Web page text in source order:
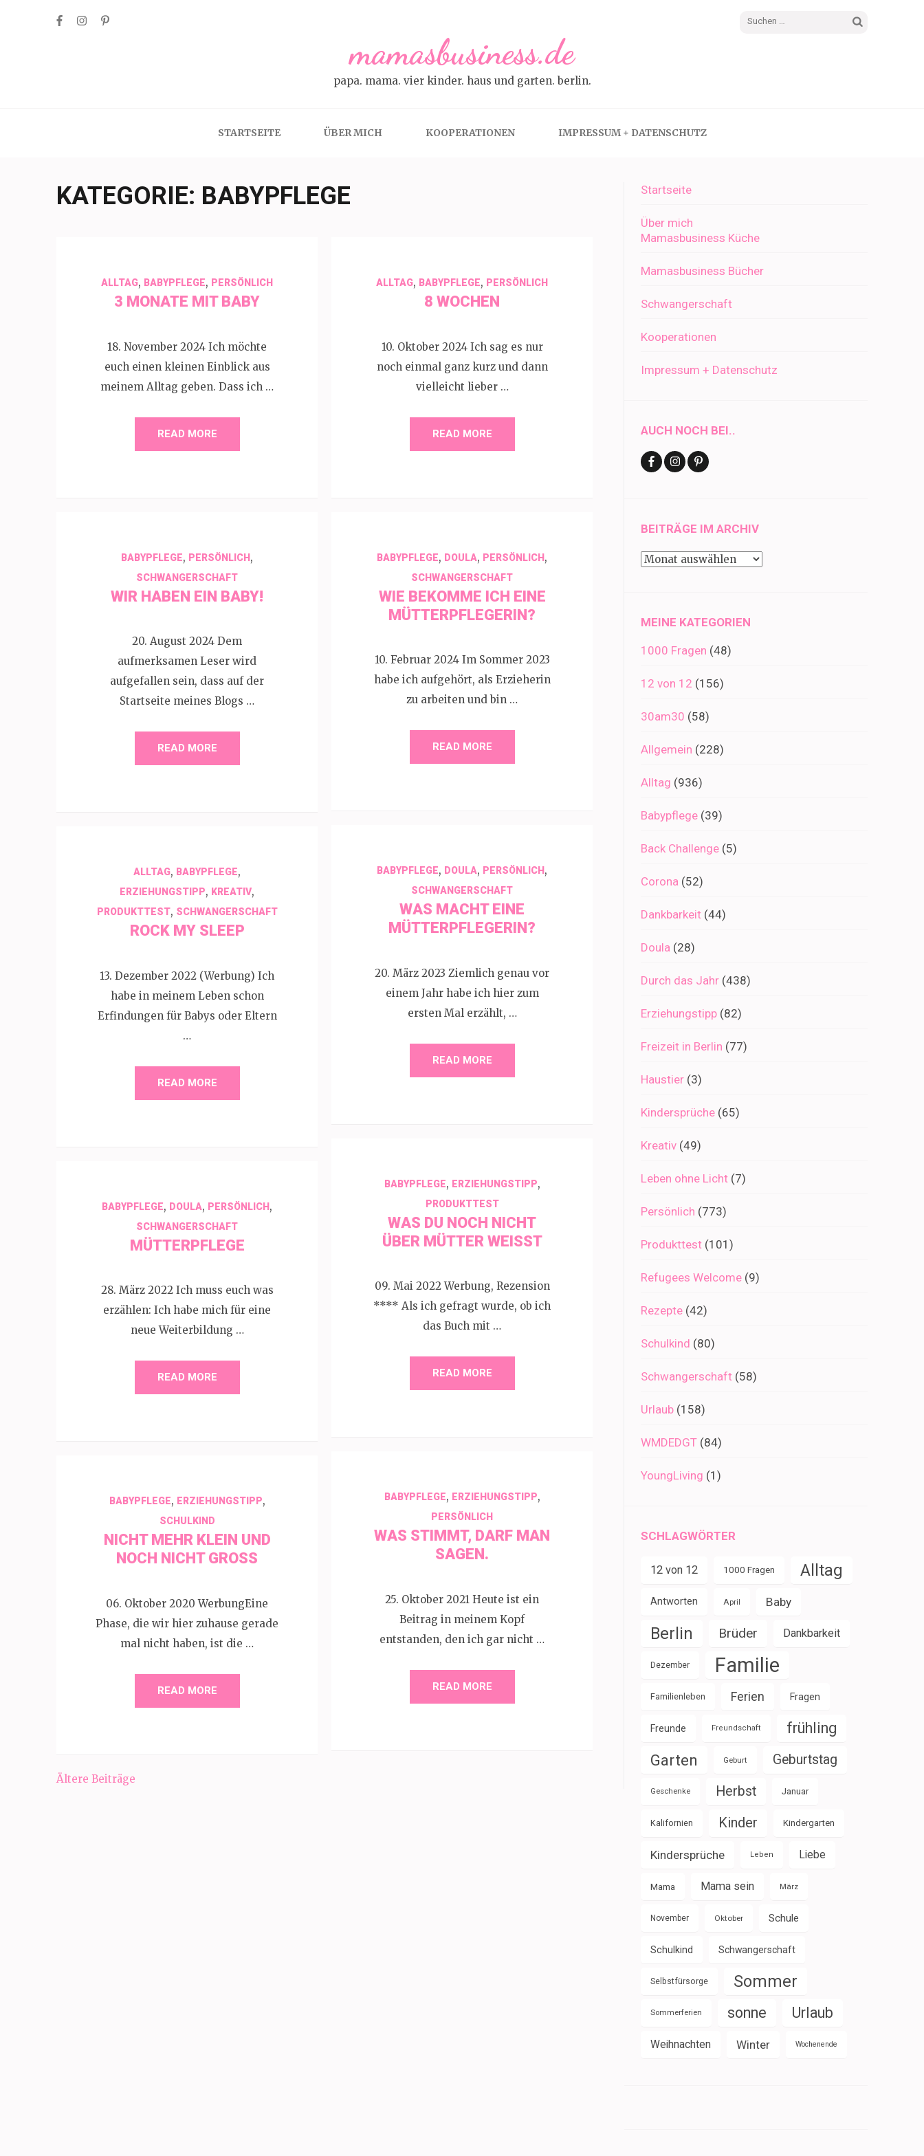
Suchen
mamasbusiness.de
papa. mama. vier kinder. haus und garten. berlin.
STARTSEITE ÜBER MICH KOOPERATIONEN IMPRESSUM + DATENSCHUTZ
KATEGORIE: BABYPFLEGE
ALLTAG, BABYPFLEGE, PERSÖNLICH
3 MONATE MIT BABY
18. November 2024 Ich möchte
euch einen kleinen Einblick aus
meinem Alltag geben. Dass ich …
READ MORE
ALLTAG, BABYPFLEGE, PERSÖNLICH
8 WOCHEN
10. Oktober 2024 Ich sag es nur
noch einmal ganz kurz und dann
vielleicht lieber …
READ MORE
BABYPFLEGE, PERSÖNLICH,
SCHWANGERSCHAFT
WIR HABEN EIN BABY!
20. August 2024 Dem
aufmerksamen Leser wird
aufgefallen sein, dass auf der
Startseite meines Blogs …
READ MORE
BABYPFLEGE, DOULA, PERSÖNLICH,
SCHWANGERSCHAFT
WIE BEKOMME ICH EINE
MÜTTERPFLEGERIN?
10. Februar 2024 Im Sommer 2023
habe ich aufgehört, als Erzieherin
zu arbeiten und bin …
READ MORE
BABYPFLEGE, DOULA, PERSÖNLICH ,
SCHWANGERSCHAFT
WAS MACHT EINE
MÜTTERPFLEGERIN?
20. März 2023 Ziemlich genau vor
einem Jahr habe ich hier zum
ersten Mal erzählt, …
READ MORE
ALLTAG, BABYPFLEGE,
ERZIEHUNGSTIPP, KREATIV,
PRODUKTTEST, SCHWANGERSCHAFT
ROCK MY SLEEP
13. Dezember 2022 (Werbung) Ich
habe in meinem Leben schon
Erfindungen für Babys oder Eltern
…
READ MORE
BABYPFLEGE, ERZIEHUNGSTIPP,
PRODUKTTEST
WAS DU NOCH NICHT
ÜBER MÜTTER WEISST
09. Mai 2022 Werbung, Rezension
**** Als ich gefragt wurde, ob ich
das Buch mit …
READ MORE
BABYPFLEGE, DOULA, PERSÖNLICH,
SCHWANGERSCHAFT
MÜTTERPFLEGE
28. März 2022 Ich muss euch was
erzählen: Ich habe mich für eine
neue Weiterbildung …
READ MORE
BABYPFLEGE, ERZIEHUNGSTIPP,
PERSÖNLICH
WAS STIMMT, DARF MAN
SAGEN.
25. Oktober 2021 Heute ist ein
Beitrag in meinem Kopf
entstanden, den ich gar nicht …
READ MORE
BABYPFLEGE, ERZIEHUNGSTIPP,
SCHULKIND
NICHT MEHR KLEIN UND
NOCH NICHT GROSS
06. Oktober 2020 WerbungEine
Phase, die wir hier zuhause gerade
mal nicht haben, ist die …
READ MORE
Beitragsnavigation
Ältere Beiträge
Startseite
Über mich
Mamasbusiness Küche
Mamasbusiness Bücher
Schwangerschaft
Kooperationen
Impressum + Datenschutz
AUCH NOCH BEI..
BEITRÄGE IM ARCHIV
Beiträge
MEINE KATEGORIEN
1000 Fragen (48)
12 von 12 (156)
30am30 (58)
Allgemein (228)
Alltag (936)
Babypflege (39)
Back Challenge (5)
Corona (52)
Dankbarkeit (44)
Doula (28)
Durch das Jahr (438)
Erziehungstipp (82)
Freizeit in Berlin (77)
Haustier (3)
Kindersprüche (65)
Kreativ (49)
Leben ohne Licht (7)
Persönlich (773)
Produkttest (101)
Refugees Welcome (9)
Rezepte (42)
Schulkind (80)
Schwangerschaft (58)
Urlaub (158)
WMDEDGT (84)
YoungLiving (1)
SCHLAGWÖRTER
12 von 12 1000 Fragen Alltag
Antworten April Baby
Berlin Brüder Dankbarkeit
Dezember Familie
Familienleben Ferien Fragen
Freunde Freundschaft frühling
Garten Geburt Geburtstag
Geschenke Herbst Januar
Kalifornien Kinder Kindergarten
Kindersprüche Leben Liebe
Mama Mama sein März
November Oktober Schule
Schulkind Schwangerschaft
Selbstfürsorge Sommer
Sommerferien sonne Urlaub
Weihnachten Winter Wochenende